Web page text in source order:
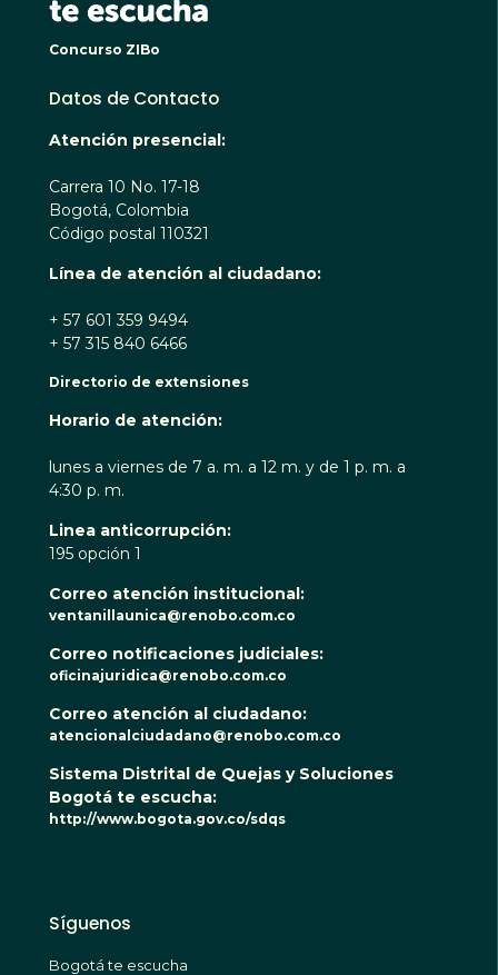
Concurso ZIBo
Datos de Contacto
Atención presencial:
Carrera 10 No. 17-18
Bogotá, Colombia
Código postal 110321
Línea de atención al ciudadano:
+ 57 601 359 9494
+ 57 315 840 6466
Directorio de extensiones
Horario de atención:
lunes a viernes de 7 a. m. a 12 m. y de 1 p. m. a
4:30 p. m.
Linea anticorrupción:
195 opción 1
Correo atención institucional:
ventanillaunica@renobo.com.co
Correo notificaciones judiciales:
oficinajuridica@renobo.com.co
Correo atención al ciudadano:
atencionalciudadano@renobo.com.co
Sistema Distrital de Quejas y Soluciones
Bogotá te escucha:
http://www.bogota.gov.co/sdqs
Síguenos
Bogotá te escucha